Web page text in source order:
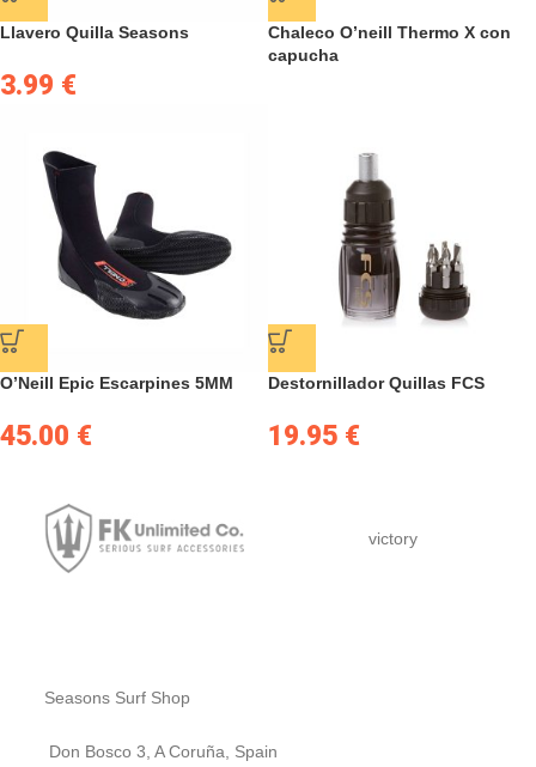
Llavero Quilla Seasons
3.99 €
Chaleco O’neill Thermo X con
capucha
O’Neill Epic Escarpines 5MM
45.00 €
Destornillador Quillas FCS
19.95 €
victory
Seasons Surf Shop
Don Bosco 3, A Coruña, Spain